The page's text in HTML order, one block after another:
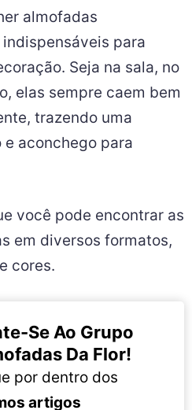
almofadas
para
Seja na sala, no
elas sempre caem bem
trazendo uma
aconchego para
você pode encontrar as
em diversos formatos,
cores.
Se Ao Grupo
Da Flor!
por dentro dos
artigos